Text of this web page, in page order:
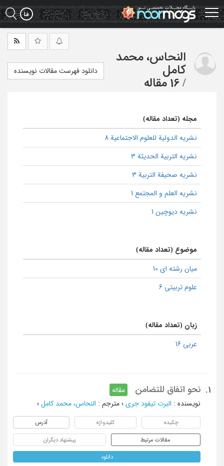
Skip
to
main
النحاس، محمد
کامل
/ 16 مقاله
دانلود فهرست مقالات نویسنده
مجله (تعداد مقاله)
نشریه الدولیة للعلوم الاجتماعیة 8
نشریه التربیة الحدیثة 3
نشریه صحیفة التربیة 3
نشریه العلم و المجتمع 1
نشریه دیوچین 1
موضوع (تعداد مقاله)
میان رشته ای 10
علوم تربیتی 6
زبان (تعداد مقاله)
عربی 16
1. نحو اتفاق للتضامن
مقاله
نویسنده : البرت تیفود جری ؛ مترجم : النحاس، محمد کامل ؛
چکیده کلیدواژه آدرس
مقالات مرتبط پیشنهاد دیگران
دانلود